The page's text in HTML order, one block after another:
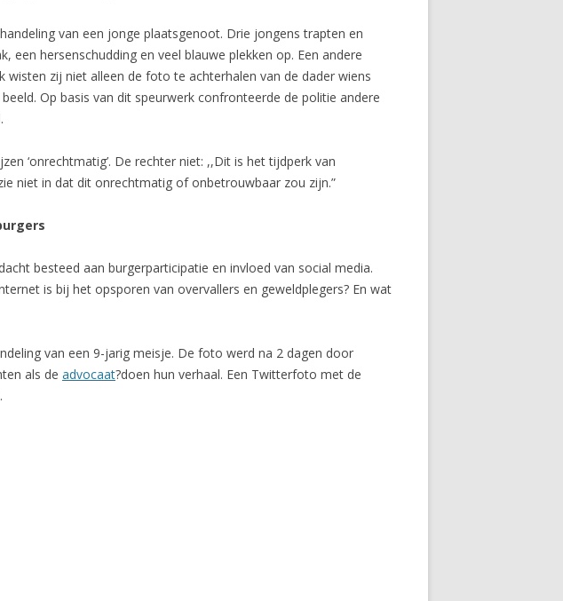
van een jonge plaatsgenoot. Drie jongens trapten en
hersenschudding en veel blauwe plekken op. Een andere
wisten zij niet alleen de foto te achterhalen van de dader wiens
Op basis van dit speurwerk confronteerde de politie andere
‘onrechtmatig’. De rechter niet: ,,Dit is het tijdperk van
niet in dat dit onrechtmatig of onbetrouwbaar zou zijn.”
besteed aan burgerparticipatie en invloed van social media.
is bij het opsporen van overvallers en geweldplegers? En wat
van een 9-jarig meisje. De foto werd na 2 dagen door
als de advocaat?doen hun verhaal. Een Twitterfoto met de